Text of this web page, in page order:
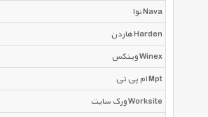
نوا Nava
هاردن Harden
وینکس Winex
ام پی تی Mpt
ورک سایت Worksite